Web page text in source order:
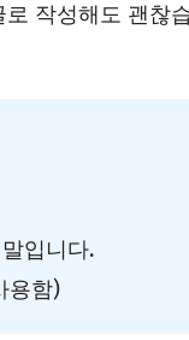
작성해도 괜찮
입니다.
용함)